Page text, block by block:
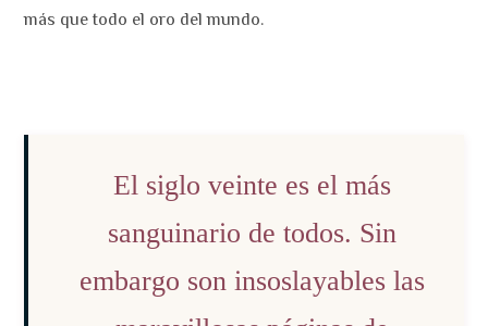
más que todo el oro del mundo.
El siglo veinte es el más
sanguinario de todos. Sin
embargo son insoslayables las